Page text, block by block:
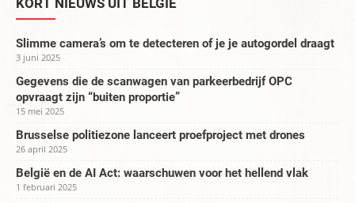
KORT NIEUWS UIT BELGIË
Slimme camera’s om te detecteren of je je autogordel draagt
3 juni 2025
Gegevens die de scanwagen van parkeerbedrijf OPC
opvraagt zijn “buiten proportie”
15 mei 2025
Brusselse politiezone lanceert proefproject met drones
26 april 2025
België en de AI Act: waarschuwen voor het hellend vlak
1 februari 2025